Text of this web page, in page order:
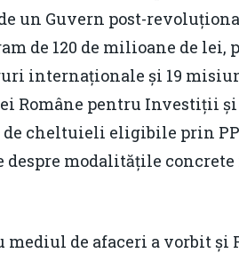
un Guvern post-
de 120 de milioane de
internaționale și 19
Române pentru Investiții
cheltuieli eligibile prin
modalitățile concrete
de afaceri a vorbit și